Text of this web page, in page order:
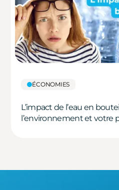
ÉCONOMIES
L’impact de l’eau en
l’environnement et votre